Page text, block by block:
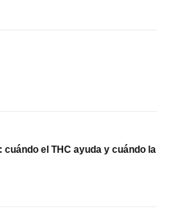
el THC ayuda y cuándo la